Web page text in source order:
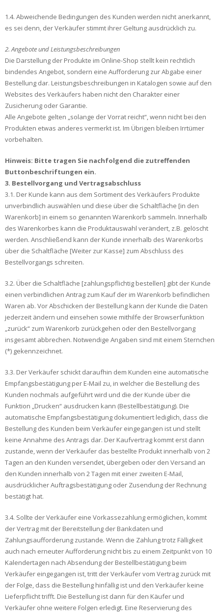
1.4. Abweichende Bedingungen des Kunden werden nicht anerkannt,
es sei denn, der Verkäufer stimmt ihrer Geltung ausdrücklich zu.
2. Angebote und Leistungsbeschreibungen
Die Darstellung der Produkte im Online-Shop stellt kein rechtlich
bindendes Angebot, sondern eine Aufforderung zur Abgabe einer
Bestellung dar. Leistungsbeschreibungen in Katalogen sowie auf den
Websites des Verkäufers haben nicht den Charakter einer
Zusicherung oder Garantie.
Alle Angebote gelten „solange der Vorrat reicht“, wenn nicht bei den
Produkten etwas anderes vermerkt ist. Im Übrigen bleiben Irrtümer
vorbehalten.
Hinweis: Bitte tragen Sie nachfolgend die zutreffenden
Buttonbeschriftungen ein.
3. Bestellvorgang und Vertragsabschluss
3.1. Der Kunde kann aus dem Sortiment des Verkäufers Produkte
unverbindlich auswählen und diese über die Schaltfläche [in den
Warenkorb] in einem so genannten Warenkorb sammeln. Innerhalb
des Warenkorbes kann die Produktauswahl verändert, z.B. gelöscht
werden. Anschließend kann der Kunde innerhalb des Warenkorbs
über die Schaltfläche [Weiter zur Kasse] zum Abschluss des
Bestellvorgangs schreiten.
3.2. Über die Schaltfläche [zahlungspflichtig bestellen] gibt der Kunde
einen verbindlichen Antrag zum Kauf der im Warenkorb befindlichen
Waren ab. Vor Abschicken der Bestellung kann der Kunde die Daten
jederzeit ändern und einsehen sowie mithilfe der Browserfunktion
„zurück“ zum Warenkorb zurückgehen oder den Bestellvorgang
insgesamt abbrechen. Notwendige Angaben sind mit einem Sternchen
(*) gekennzeichnet.
3.3. Der Verkäufer schickt daraufhin dem Kunden eine automatische
Empfangsbestätigung per E-Mail zu, in welcher die Bestellung des
Kunden nochmals aufgeführt wird und die der Kunde über die
Funktion „Drucken“ ausdrucken kann (Bestellbestätigung). Die
automatische Empfangsbestätigung dokumentiert lediglich, dass die
Bestellung des Kunden beim Verkäufer eingegangen ist und stellt
keine Annahme des Antrags dar. Der Kaufvertrag kommt erst dann
zustande, wenn der Verkäufer das bestellte Produkt innerhalb von 2
Tagen an den Kunden versendet, übergeben oder den Versand an
den Kunden innerhalb von 2 Tagen mit einer zweiten E-Mail,
ausdrücklicher Auftragsbestätigung oder Zusendung der Rechnung
bestätigt hat.
3.4. Sollte der Verkäufer eine Vorkassezahlung ermöglichen, kommt
der Vertrag mit der Bereitstellung der Bankdaten und
Zahlungsaufforderung zustande. Wenn die Zahlung trotz Fälligkeit
auch nach erneuter Aufforderung nicht bis zu einem Zeitpunkt von 10
Kalendertagen nach Absendung der Bestellbestätigung beim
Verkäufer eingegangen ist, tritt der Verkäufer vom Vertrag zurück mit
der Folge, dass die Bestellung hinfällig ist und den Verkäufer keine
Lieferpflicht trifft. Die Bestellung ist dann für den Käufer und
Verkäufer ohne weitere Folgen erledigt. Eine Reservierung des